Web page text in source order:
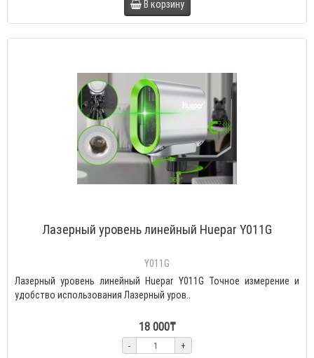
В корзину
Лазерный уровень линейный Huepar Y011G
Y011G
Лазерный уровень линейный Huepar Y011G Точное измерение и
удобство использования Лазерный уров..
18 000₸
- +